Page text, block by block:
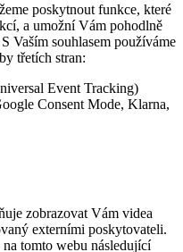
poskytnout funkce, které
a umožní Vám pohodlně
Vaším souhlasem používáme
třetích stran:
Event Tracking)
Consent Mode, Klarna,
zobrazovat Vám videa
externími poskytovateli.
na tomto webu následující